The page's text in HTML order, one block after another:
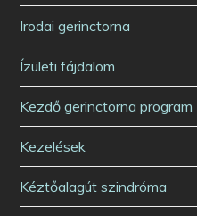
Irodai gerinctorna
Ízületi fájdalom
Kezdő gerinctorna program
Kezelések
Kéztőalagút szindróma